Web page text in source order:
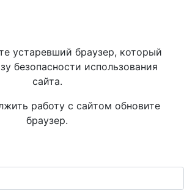
устаревший браузер, который
безопасности использования
сайта.
работу с сайтом обновите
браузер.